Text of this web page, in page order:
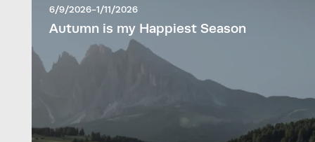
6/9/2026-1/11/2026
Autumn is my Happiest Season